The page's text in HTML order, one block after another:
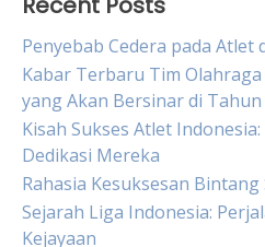
Penyebab Cedera pada Atlet
Kabar Terbaru Tim
yang Akan Bersinar di Tahun
Kisah Sukses Atlet
Dedikasi Mereka
Rahasia Kesuksesan
Sejarah Liga Indonesia:
Kejayaan